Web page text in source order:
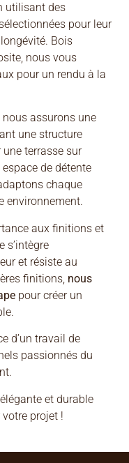
utilisant des
pour leur
Bois
nous vous
pour un rendu à la
nous assurons une
une structure
terrasse sur
de détente
chaque
environnement.
aux finitions et
s’intègre
et résiste au
finitions, nous
pour créer un
d’un travail de
passionnés du
et durable
projet !